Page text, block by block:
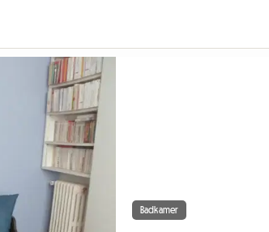
Badkamer